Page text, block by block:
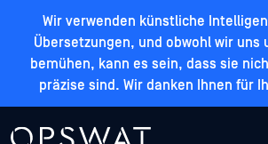
Wir verwenden künstliche
Übersetzungen, und obwohl wir uns
bemühen, kann es sein, dass sie
präzise sind. Wir danken Ihnen für